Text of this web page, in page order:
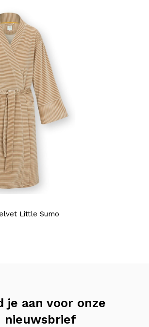
Little Sumo
je aan voor onze
nieuwsbrief